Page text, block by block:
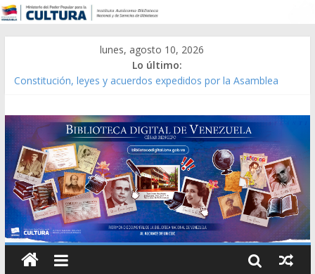
lunes, agosto 10, 2026
Lo último:
Constitución, leyes y acuerdos expedidos por la Asamblea
Modesta Bor Sánchez [material gráfico]
Gaceta Oficial de la República de Venezuela año CXXXIII Mes V,
Caracas 09 de marzo de 2006 N° 38.394
Catálogo temático de obras de Modesta Bor